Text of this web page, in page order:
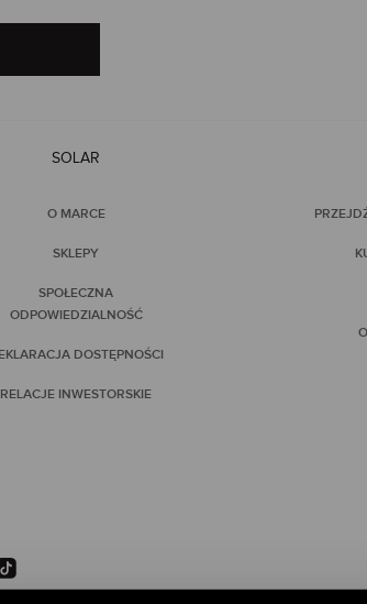
SOLAR
O MARCE
SKLEPY
SPOŁECZNA
ODPOWIEDZIALNOŚĆ
DOSTĘPNOŚCI
RELACJE INWESTORSKIE